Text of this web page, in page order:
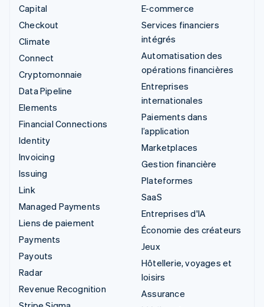
Capital
Checkout
Climate
Connect
Cryptomonnaie
Data Pipeline
Elements
Financial Connections
Identity
Invoicing
Issuing
Link
Managed Payments
Liens de paiement
Payments
Payouts
Radar
Revenue Recognition
E-commerce
Services financiers
intégrés
Automatisation des
opérations financières
Entreprises
internationales
Paiements dans
l’application
Marketplaces
Gestion financière
Plateformes
SaaS
Entreprises d'IA
Économie des créateurs
Jeux
Hôtellerie, voyages et
loisirs
Assurance